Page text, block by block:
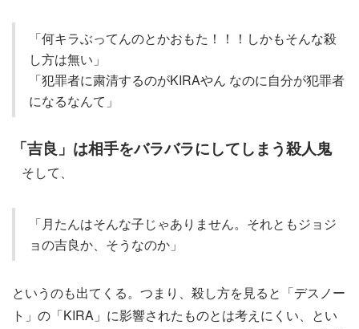
「何キラぶってんのとかおもた！！！しかもそんな殺
し方は無い」
「犯罪者に粛清するのがKIRAやん なのに自分が犯罪者
になるなんて」
「吉良」は相手をバラバラにしてしまう殺人鬼
そして、
「月たんはそんな子じゃありません。それともジョジ
ョの吉良か、そうなのか」
というのも出てくる。つまり、殺し方を見ると「デスノー
ト」の「KIRA」に影響されたものとは考えにくい、とい